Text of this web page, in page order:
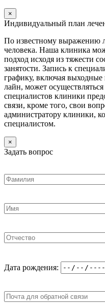
×
Индивидуальный план
По известному выражению
человека. Наша клиника
подход исходя из тяжести
занятости. Запись к
графику, включая
лайн, может
специалистов клиники
связи, кроме того, свои
администратору клиники,
специалистом.
×
Задать вопрос
Дата рождения: